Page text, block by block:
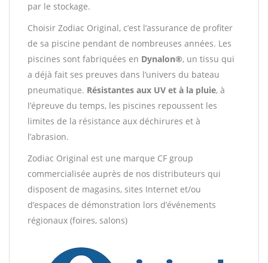
par le stockage.
Choisir Zodiac Original, c’est l’assurance de profiter
de sa piscine pendant de nombreuses années. Les
piscines sont fabriquées en Dynalon®, un tissu qui
a déjà fait ses preuves dans l’univers du bateau
pneumatique. Résistantes aux UV et à la pluie, à
l’épreuve du temps, les piscines repoussent les
limites de la résistance aux déchirures et à
l’abrasion.
Zodiac Original est une marque CF group
commercialisée auprès de nos distributeurs qui
disposent de magasins, sites Internet et/ou
d’espaces de démonstration lors d’événements
régionaux (foires, salons)